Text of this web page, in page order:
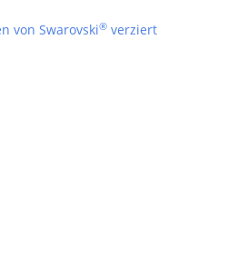
von Swarovski® verziert